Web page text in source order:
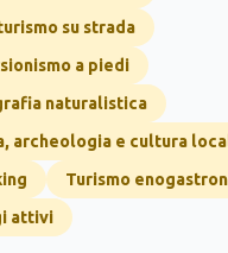
su strada
a piedi
naturalistica
archeologia e cultura
Turismo
attivi